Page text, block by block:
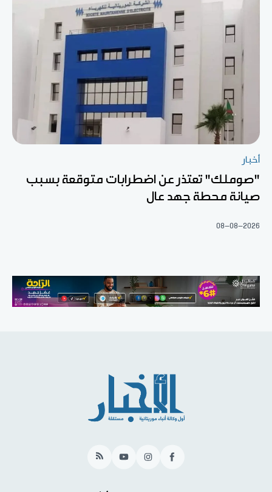
أخبار
"صوملك" تعتذر عن اضطرابات متوقعة بسبب
صيانة محطة جهد عال
08-08-2026
Facebook
Instagram
YouTube
RSS